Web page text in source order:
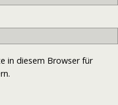
in diesem Browser für